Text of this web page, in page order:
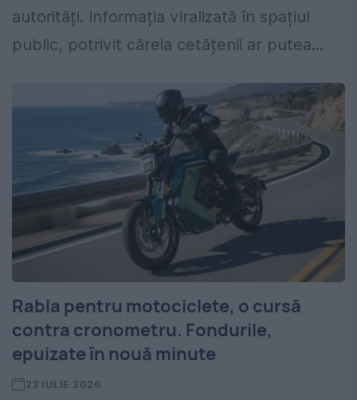
autorități. Informația viralizată în spațiul
public, potrivit căreia cetățenii ar putea...
Rabla pentru motociclete, o cursă
contra cronometru. Fondurile,
epuizate în nouă minute
23 IULIE 2026